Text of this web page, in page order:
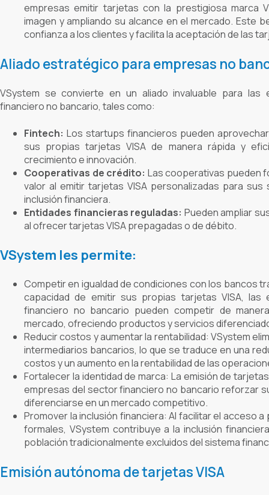
empresas emitir tarjetas con la prestigiosa marca
imagen y ampliando su alcance en el mercado. Este
confianza a los clientes y facilita la aceptación de las
Aliado estratégico para empresas no
VSystem se convierte en un aliado invaluable para las
financiero no bancario, tales como:
Fintech: Los startups financieros pueden
sus propias tarjetas VISA de manera rápida y
crecimiento e innovación.
Cooperativas de crédito: Las cooperativas pueden
valor al emitir tarjetas VISA personalizadas para sus
inclusión financiera.
Entidades financieras reguladas: Pueden ampliar
al ofrecer tarjetas VISA prepagadas o de débito.
VSystem les permite:
Competir en igualdad de condiciones con los bancos
capacidad de emitir sus propias tarjetas VISA, las
financiero no bancario pueden competir de
mercado, ofreciendo productos y servicios
Reducir costos y aumentar la rentabilidad: VSystem
intermediarios bancarios, lo que se traduce en una
costos y un aumento en la rentabilidad de las
Fortalecer la identidad de marca: La emisión de
empresas del sector financiero no bancario reforzar
diferenciarse en un mercado competitivo.
Promover la inclusión financiera: Al facilitar el acceso
formales, VSystem contribuye a la inclusión
población tradicionalmente excluidos del sistema
Emisión autónoma de tarjetas VISA